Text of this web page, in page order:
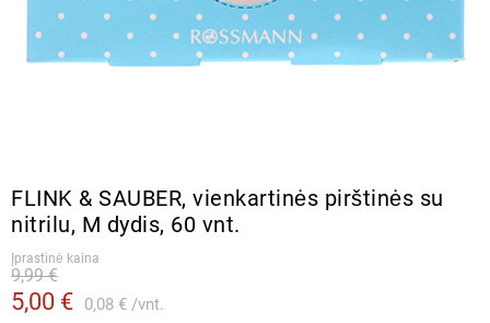
FLINK & SAUBER, vienkartinės pirštinės su
nitrilu, M dydis, 60 vnt.
Įprastinė kaina
5,00 € 0,08 € vnt.
9,99 €